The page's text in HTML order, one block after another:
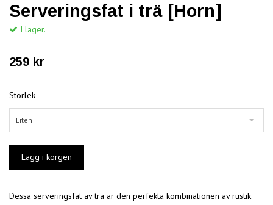
Serveringsfat i trä [Horn]
I lager.
259 kr
Storlek
Liten
Dessa serveringsfat av trä är den perfekta kombinationen av rustik